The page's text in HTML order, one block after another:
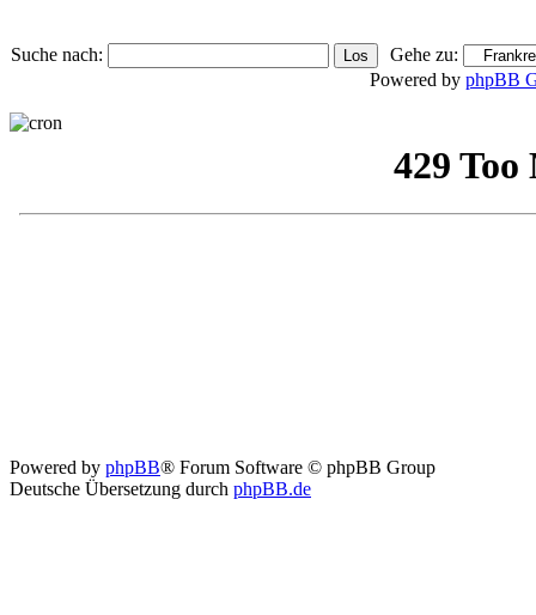
Suche nach:
Gehe zu:
Powered by phpBB
Powered by phpBB® Forum Software © phpBB Group
Deutsche Übersetzung durch phpBB.de